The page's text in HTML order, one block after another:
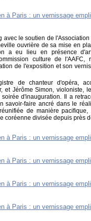
le soutien de
ouvrière de sa mise en
a eu lieu en présence
culture de l'AAFC,
de l'exposition et son
de chanteur d'opéra,
et Jérôme Simon, violoniste,
d'inauguration. Il a
savoir-faire ancré dans le
de manière pacifique,
coréenne divisée depuis près